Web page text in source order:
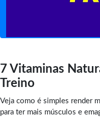
7 Vitaminas
Treino
Veja como é simples render
para ter mais músculos e